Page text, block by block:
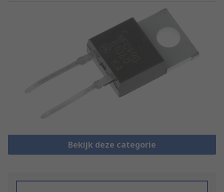
Bekijk deze categorie